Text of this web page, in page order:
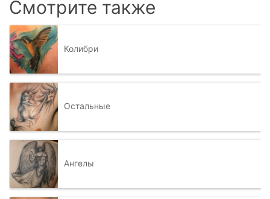
Смотрите также
Колибри
Остальные
Ангелы